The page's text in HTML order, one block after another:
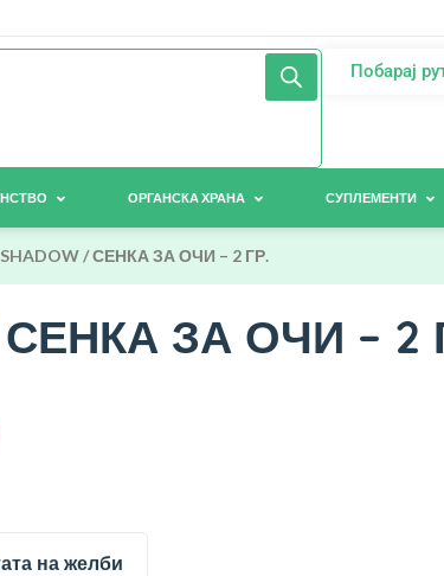
Побарај
ОРГАНСКА ХРАНА СУПЛЕМЕНТИ
/ СЕНКА ЗА ОЧИ – 2 ГР.
СЕНКА ЗА ОЧИ – 2
на желби